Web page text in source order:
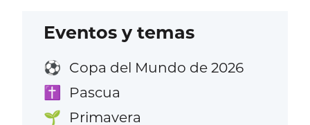
Eventos y temas
⚽ Copa del Mundo de 2026
✝️ Pascua
🌱 Primavera